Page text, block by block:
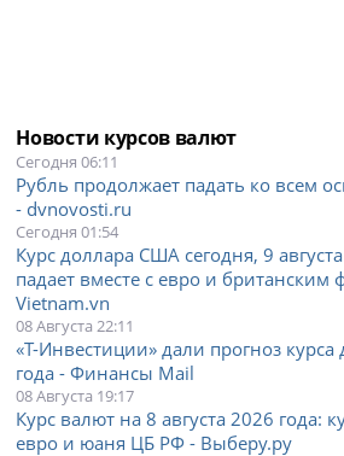
Новости курсов валют
Сегодня 06:11
Рубль продолжает падать ко всем
- dvnovosti.ru
Сегодня 01:54
Курс доллара США сегодня, 9
падает вместе с евро и британским
Vietnam.vn
08 Августа 22:11
«Т-Инвестиции» дали прогноз
года - Финансы Mail
08 Августа 19:17
Курс валют на 8 августа 2026 года:
евро и юаня ЦБ РФ - Выберу.ру